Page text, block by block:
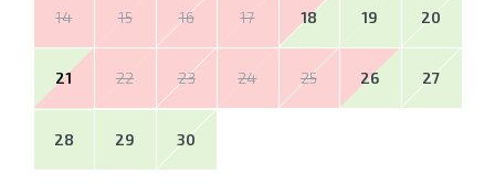
14 15 16 17 18 19 20
21 22 23 24 25 26 27
28 29 30